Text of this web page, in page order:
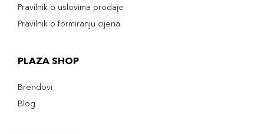
Pravilnik o uslovima prodaje
Pravilnik o formiranju cijena
PLAZA SHOP
Brendovi
Blog